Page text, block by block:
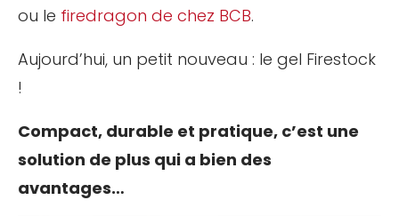
ou le firedragon de chez BCB.
Aujourd’hui, un petit nouveau : le gel Firestock
!
Compact, durable et pratique, c’est une
solution de plus qui a bien des
avantages…